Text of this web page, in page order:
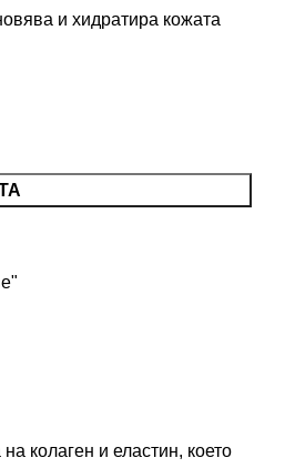
и хидратира кожата
колаген и еластин, което